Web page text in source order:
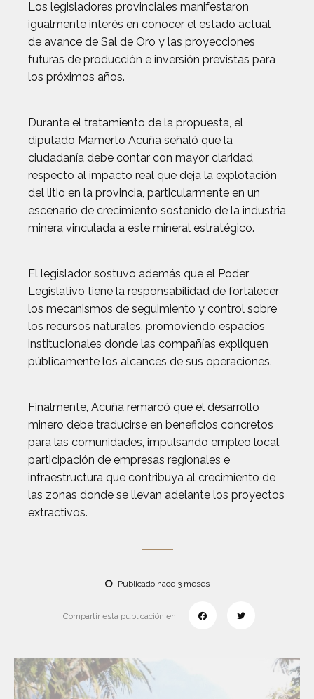
Los legisladores provinciales manifestaron
igualmente interés en conocer el estado actual
de avance de Sal de Oro y las proyecciones
futuras de producción e inversión previstas para
los próximos años.
Durante el tratamiento de la propuesta, el
diputado Mamerto Acuña señaló que la
ciudadanía debe contar con mayor claridad
respecto al impacto real que deja la explotación
del litio en la provincia, particularmente en un
escenario de crecimiento sostenido de la industria
minera vinculada a este mineral estratégico.
El legislador sostuvo además que el Poder
Legislativo tiene la responsabilidad de fortalecer
los mecanismos de seguimiento y control sobre
los recursos naturales, promoviendo espacios
institucionales donde las compañías expliquen
públicamente los alcances de sus operaciones.
Finalmente, Acuña remarcó que el desarrollo
minero debe traducirse en beneficios concretos
para las comunidades, impulsando empleo local,
participación de empresas regionales e
infraestructura que contribuya al crecimiento de
las zonas donde se llevan adelante los proyectos
extractivos.
Publicado hace 3 meses
Compartir esta publicación en: